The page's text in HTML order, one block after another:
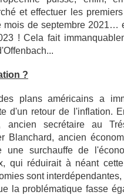
et effectuer les
mois de septembre 2021…
! Cela fait
?
plans américains a
d'un retour de l'inflation.
ancien secrétaire au
Blanchard, ancien
une surchauffe de
qui réduirait à néant
sont interdépendantes,
la problématique fasse